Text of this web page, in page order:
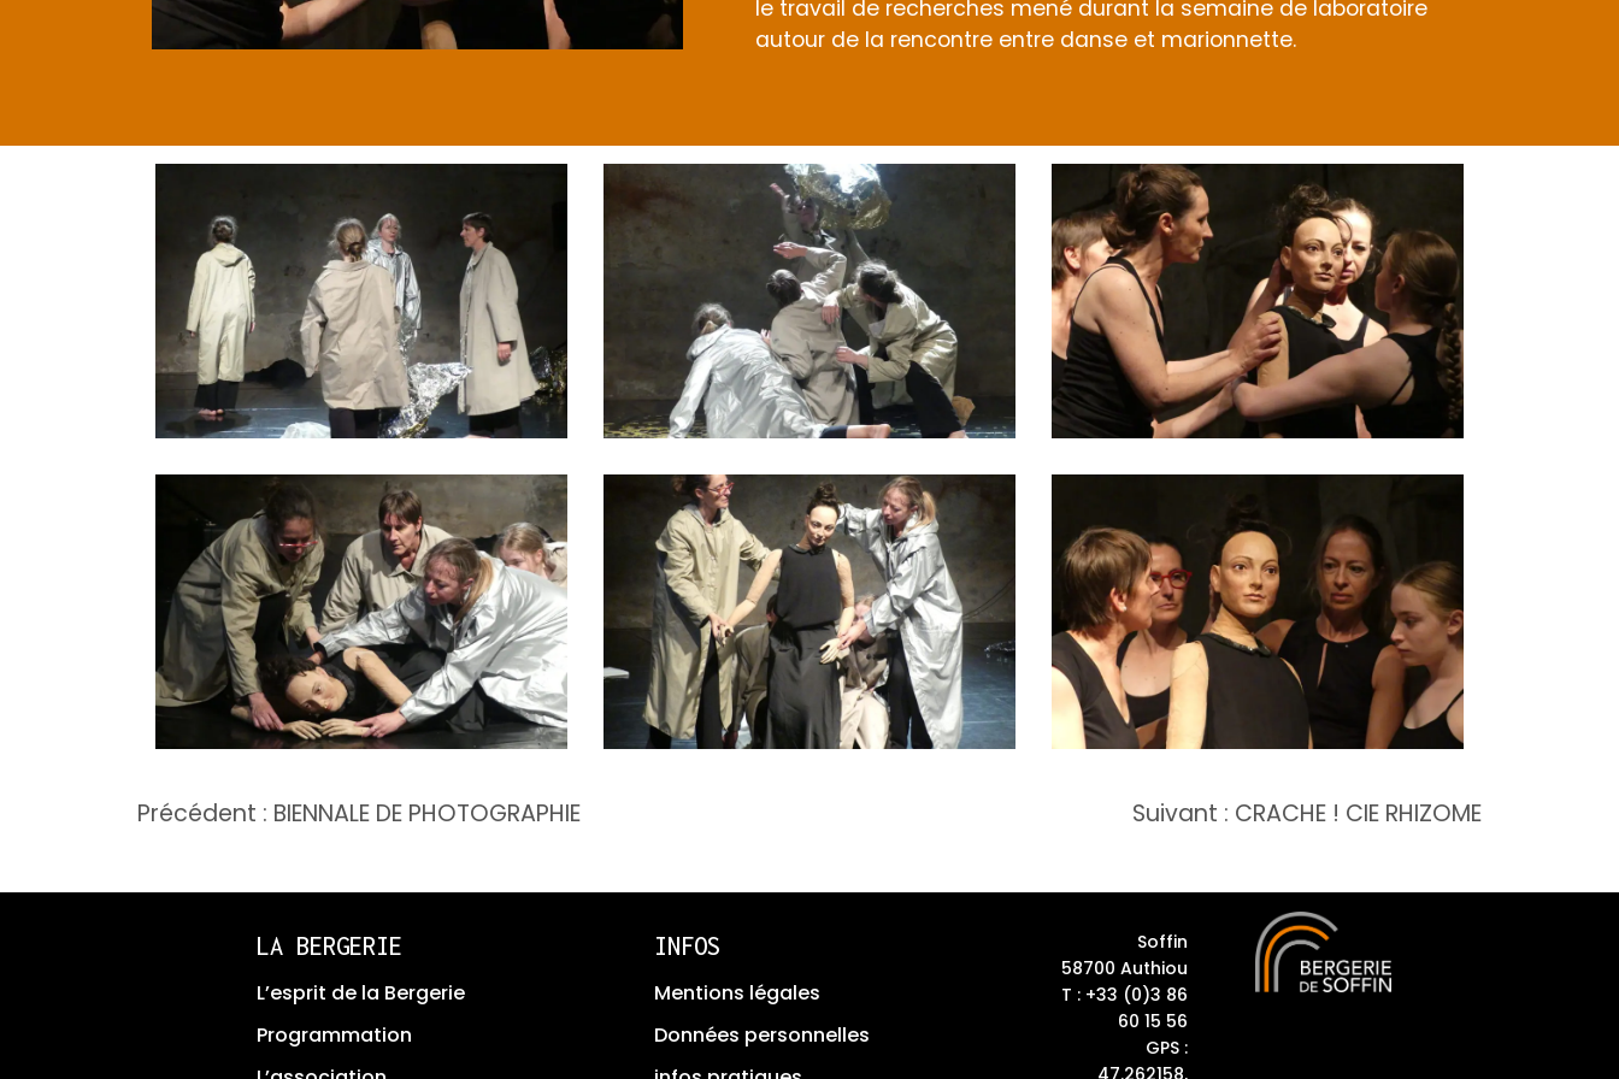
le travail de recherches mené durant la semaine de laboratoire
autour de la rencontre entre danse et marionnette.
Navigation
Précédent : BIENNALE DE PHOTOGRAPHIE Suivant : CRACHE ! CIE RHIZOME
LA BERGERIE
L’esprit de la Bergerie
Programmation
INFOS
Mentions légales
Données personnelles
Soffin
58700 Authiou
T : +33 (0)3 86
60 15 56
GPS :